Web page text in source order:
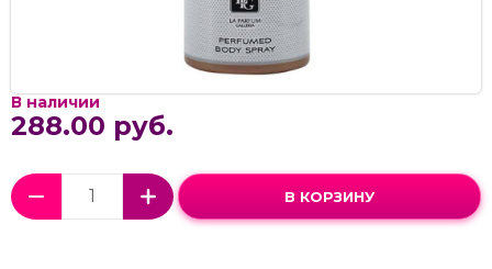
В наличии
288.00 руб.
В КОРЗИНУ